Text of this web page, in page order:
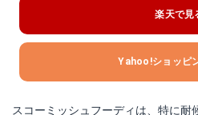
楽天で見
Yahoo!ショッピ
スコーミッシュフーディは、特に耐